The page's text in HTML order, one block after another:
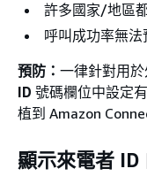
許多國家/地區
呼叫成功率無法
預防： 一律針對用
ID 號碼欄位中設定
植到 Amazon
顯示來電者 ID